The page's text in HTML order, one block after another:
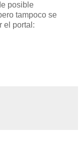
posible
tampoco se
el portal: